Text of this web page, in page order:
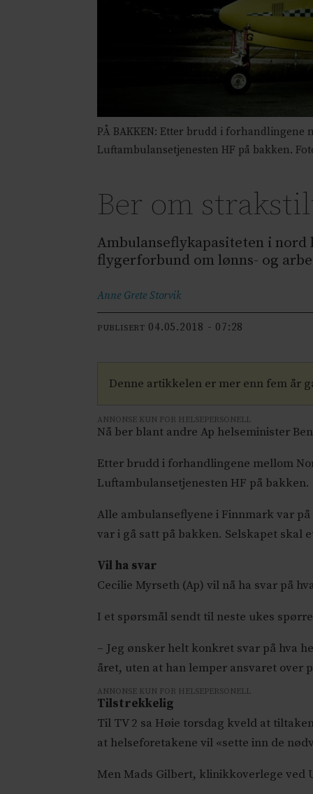
PÅ BAKKEN: Etter brudd i
Luftambulansetjenesten HF på bakken.
Ber om
Ambulanseflykapasiteten i
flygerforbund om lønns- og
Anne Grete Storvik
PUBLISERT 04.05.2018 - 07:28
Denne artikkelen er mer enn fem år
ANNONSE KUN FOR HELSEPERSONELL
Nå ber blant andre Ap helseminister
Etter brudd i forhandlingene mellom
Luftambulansetjenesten HF på bakken.
Alle ambulanseflyene i Finnmark var
var i gå satt på bakken. Selskapet skal
Vil ha svar
Cecilie Myrseth (Ap) vil nå ha svar på
I et spørsmål sendt til neste ukes
– Jeg ønsker helt konkret svar på hva
året, uten at han lemper ansvaret over
ANNONSE KUN FOR HELSEPERSONELL
Tilstrekkelig
Til TV 2 sa Høie torsdag kveld at
at helseforetakene vil «sette inn de
Men Mads Gilbert, klinikkoverlege ved